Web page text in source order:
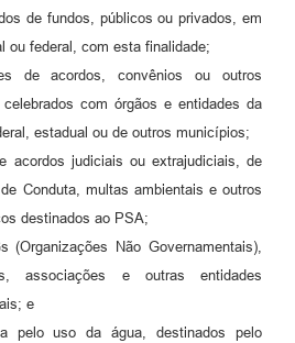
de fundos, públicos ou privados, em
ou federal, com esta finalidade;
de acordos, convênios ou outros
com órgãos e entidades da
estadual ou de outros municípios;
acordos judiciais ou extrajudiciais, de
Conduta, multas ambientais e outros
destinados ao PSA;
(Organizações Não Governamentais),
associações e outras entidades
e
pelo uso da água, destinados pelo